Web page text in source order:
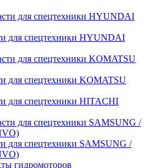
для спецтехники HYUNDAI
для спецтехники KOMATSU
для спецтехники HITACHI
для спецтехники SAMSUNG /